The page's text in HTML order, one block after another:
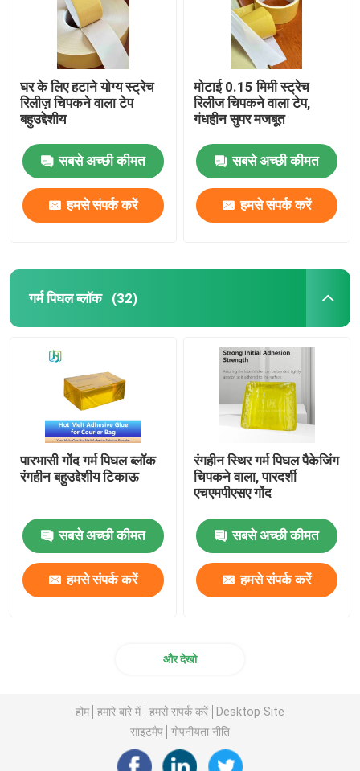
घर के लिए हटाने योग्य स्ट्रेच
रिलीज़ चिपकने वाला टेप
बहुउद्देशीय
सबसे अच्छी कीमत
हमसे संपर्क करें
मोटाई 0.15 मिमी स्ट्रेच
रिलीज चिपकने वाला टेप,
गंधहीन सुपर मजबूत
सबसे अच्छी कीमत
हमसे संपर्क करें
गर्म पिघल ब्लॉक (32)
पारभासी गोंद गर्म पिघल ब्लॉक
रंगहीन बहुउद्देशीय टिकाऊ
सबसे अच्छी कीमत
हमसे संपर्क करें
रंगहीन स्थिर गर्म पिघल पैकेजिंग
चिपकने वाला, पारदर्शी
एचएमपीएसए गोंद
सबसे अच्छी कीमत
हमसे संपर्क करें
और देखो
होम हमारे बारे में हमसे संपर्क करें
Desktop Site
साइटमैप
गोपनीयता नीति